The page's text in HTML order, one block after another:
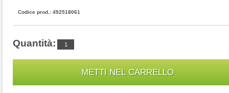
Codice prod.: 492518061
Quantità: